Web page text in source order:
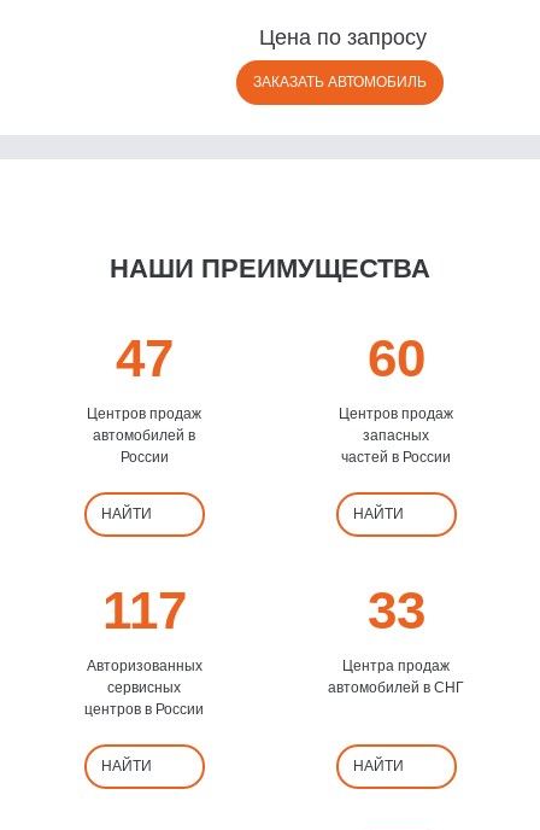
Цена по запросу
ЗАКАЗАТЬ АВТОМОБИЛЬ
НАШИ ПРЕИМУЩЕСТВА
47
Центров продаж
автомобилей в
России
НАЙТИ
60
Центров продаж
запасных
частей в России
НАЙТИ
117
Авторизованных
сервисных
центров в России
НАЙТИ
33
Центра продаж
автомобилей в СНГ
НАЙТИ